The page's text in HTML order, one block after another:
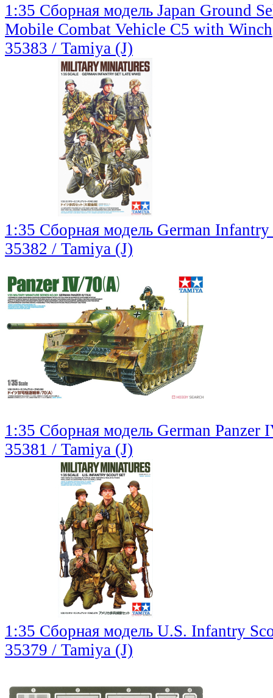
1:35 Сборная модель Japan Ground
Mobile Combat Vehicle C5 with Winch
35383 / Tamiya (J)
1:35 Сборная модель German
35382 / Tamiya (J)
1:35 Сборная модель German Panzer
35381 / Tamiya (J)
1:35 Сборная модель U.S. Infantry
35379 / Tamiya (J)